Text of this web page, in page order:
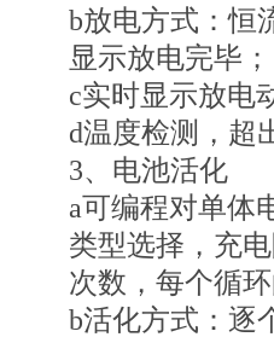
b放电方式：恒
显示放电完毕；
c实时显示放电
d温度检测，超
3、电池活化
a可编程对单体
类型选择，充
次数，每个循
b活化方式：逐